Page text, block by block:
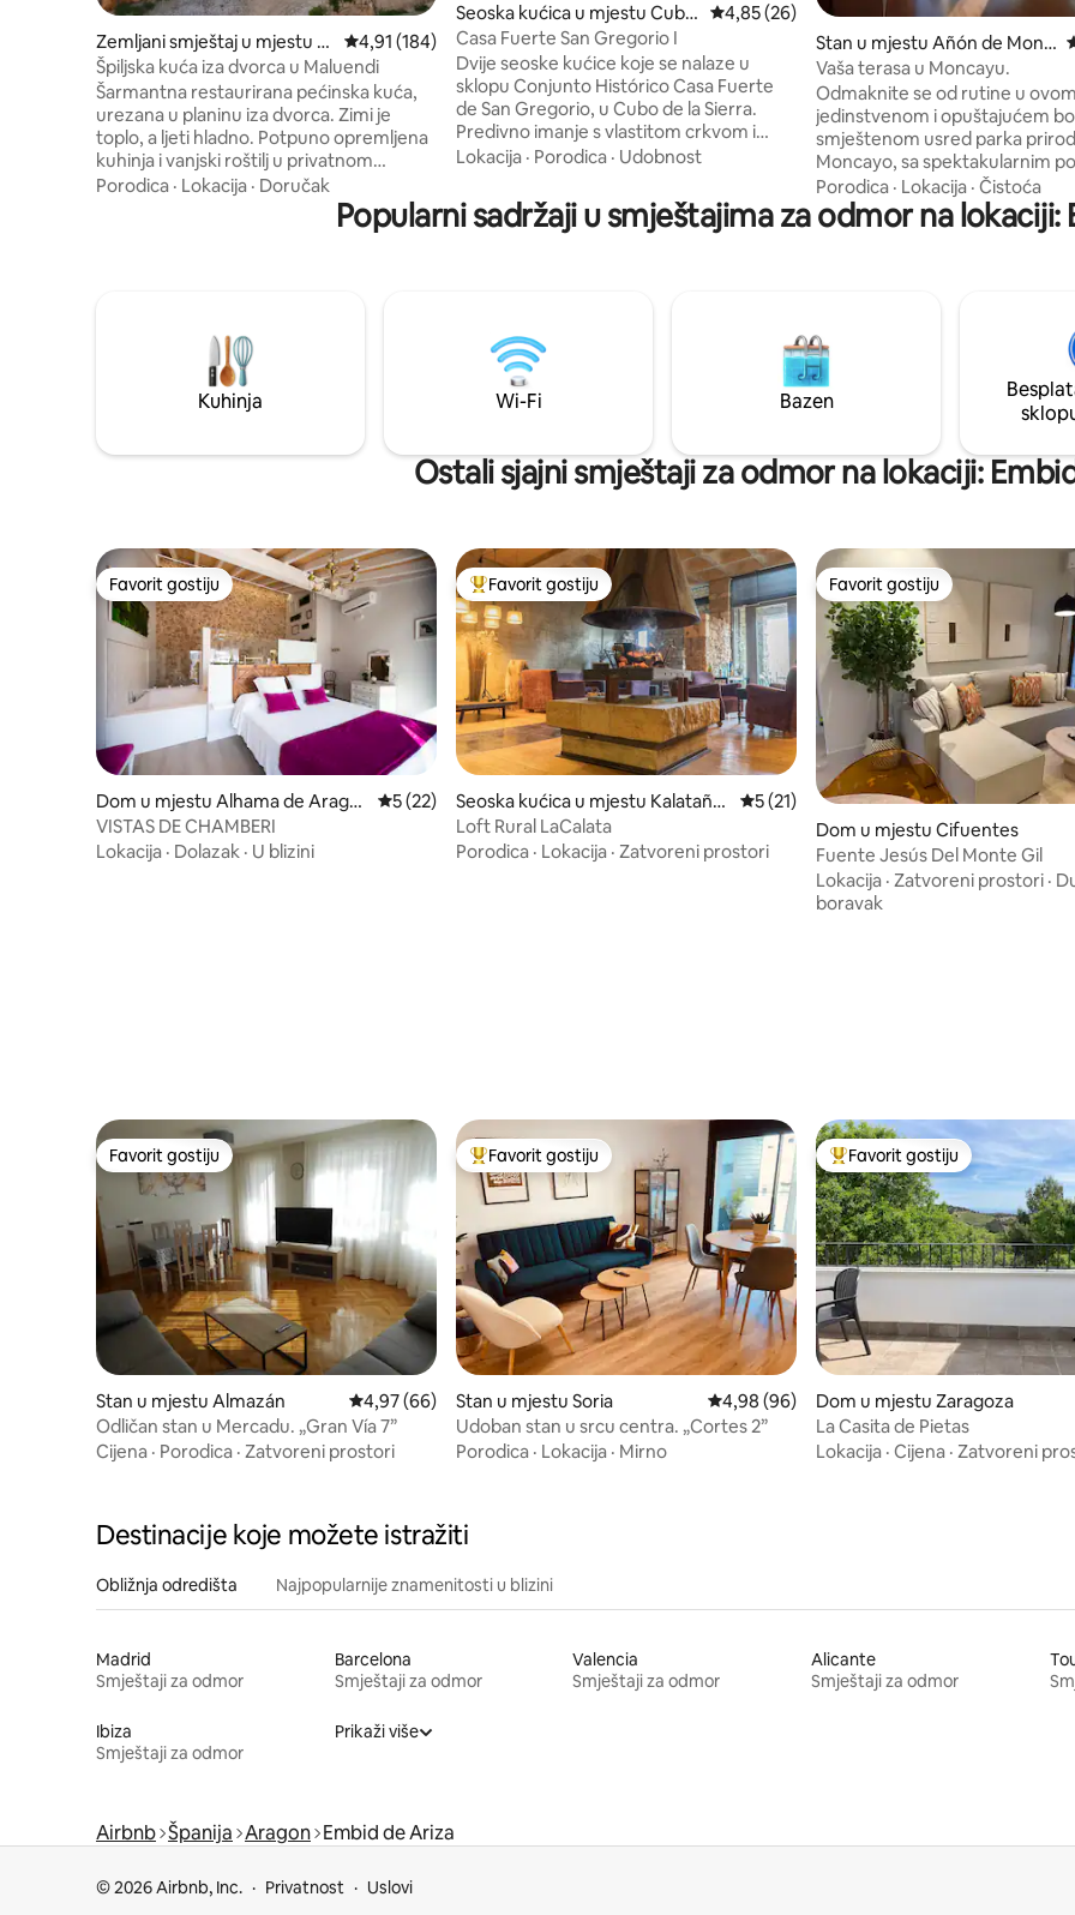
Zemljani smještaj u mjestu M
aluenda
Prosječna ocjena: 4,91 od 5, recenzija: 184
4,91 (184)
Špiljska kuća iza dvorca u Maluendi
Šarmantna restaurirana pećinska kuća,
urezana u planinu iza dvorca. Zimi je
toplo, a ljeti hladno. Potpuno opremljena
kuhinja i vanjski roštilj u privatnom
dvorištu sa stolom i stolicama. Vrlo
udoban dnevni boravak s trpezarijskim
stolom, TV-om, policom za knjige i
terasom s fantastičnim pogledom. Nalazi
se na vrhu sela.
Porodica · Lokacija · Doručak
Seoska kućica u mjestu Cubo
de la Sierra
Prosječna ocjena: 4,85 od 5, recenzija: 26
4,85 (26)
Casa Fuerte San Gregorio I
Dvije seoske kućice koje se nalaze u
sklopu Conjunto Histórico Casa Fuerte
de San Gregorio, u Cubo de la Sierra.
Predivno imanje s vlastitom crkvom i
klaustrom, posebno restaurirano. Casa
proglašena nacionalnim spomenikom i
1980. godine proglasila je dobro kulturni
San Saturio -La Laguna nero
Lokacija · Porodica · Udobnost
Stan u mjestu Añón de Monc
ayo
Vaša terasa u Moncayu.
Odmaknite se od rutine u ovom
jedinstvenom i opuštajućem
smještenom usred parka
Moncayo, sa spektakularnim
svim sadržajima. Hiljadu ruta za
btt ili trčanje, svih nivoa i
da odlučite kako želite uživati
se širi kako biste doživjeli
doživljaje. VU-ZA-24-023
ESFCTU000050011000477141
Porodica · Lokacija · Čistoća
Popularni sadržaji u smještajima za odmor na lokaciji:
Kuhinja Wi-Fi Bazen
Ostali sjajni smještaji za odmor na lokaciji:
Favorit gostiju
Favorit gostiju
Dom u mjestu Alhama de Aragó
n
Prosječna ocjena: 5 od 5, recenzija: 22
5 (22)
VISTAS DE CHAMBERI
Lokacija · Dolazak · U blizini
Glavni favorit gostiju
Favorit gostiju
Seoska kućica u mjestu Kalataña
zor
Prosječna ocjena: 5 od 5, recenzija: 21
5 (21)
Loft Rural LaCalata
Porodica · Lokacija · Zatvoreni prostori
Favorit gostiju
Favorit gostiju
Dom u mjestu Cifuentes
Fuente Jesús Del Monte Gil
Lokacija · Zatvoreni prostori ·
boravak
Favorit gostiju
Favorit gostiju
Stan u mjestu Almazán Prosječna ocjena: 4,97 od 5, recenzija: 66
4,97 (66)
Odličan stan u Mercadu. „Gran Vía 7”
Cijena · Porodica · Zatvoreni prostori
Glavni favorit gostiju
Favorit gostiju
Stan u mjestu Soria Prosječna ocjena: 4,98 od 5, recenzija: 96
4,98 (96)
Udoban stan u srcu centra. „Cortes 2”
Porodica · Lokacija · Mirno
Glavni favorit gostiju
Favorit gostiju
Dom u mjestu Zaragoza
La Casita de Pietas
Lokacija · Cijena · Zatvoreni
Destinacije koje možete istražiti
Obližnja odredišta Najpopularnije znamenitosti u blizini
Madrid
Smještaji za odmor
Barcelona
Smještaji za odmor
Valencia
Smještaji za odmor
Alicante
Smještaji za odmor
Ibiza
Smještaji za odmor
Prikaži više
Airbnb Španija Aragon Embid de Ariza
© 2026 Airbnb, Inc. Privatnost Uslovi